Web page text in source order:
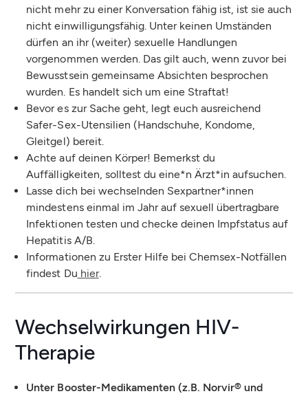
nicht mehr zu einer Konversation fähig ist, ist sie auch
nicht einwilligungsfähig. Unter keinen Umständen
dürfen an ihr (weiter) sexuelle Handlungen
vorgenommen werden. Das gilt auch, wenn zuvor bei
Bewusstsein gemeinsame Absichten besprochen
wurden. Es handelt sich um eine Straftat!
Bevor es zur Sache geht, legt euch ausreichend
Safer-Sex-Utensilien (Handschuhe, Kondome,
Gleitgel) bereit.
Achte auf deinen Körper! Bemerkst du
Auffälligkeiten, solltest du eine*n Ärzt*in aufsuchen.
Lasse dich bei wechselnden Sexpartner*innen
mindestens einmal im Jahr auf sexuell übertragbare
Infektionen testen und checke deinen Impfstatus auf
Hepatitis A/B.
Informationen zu Erster Hilfe bei Chemsex-Notfällen
findest Du hier.
Wechselwirkungen HIV-
Therapie
Unter Booster-Medikamenten (z.B. Norvir® und